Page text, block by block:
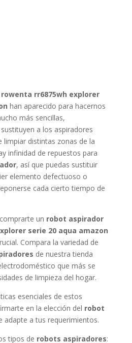
rr6875wh explorer
han aparecido para hacernos
más sencillas,
a los aspiradores
limpiar distintas zonas de la
infinidad de repuestos para
, así que puedas sustituir
elemento defectuoso o
cada cierto tiempo de
un robot aspirador
serie 20 aqua amazon
Compara la variedad de
de nuestra tienda
que más se
de limpieza del hogar.
esenciales de estos
en la elección del robot
adapte a tus requerimientos.
tipos de robots aspiradores: